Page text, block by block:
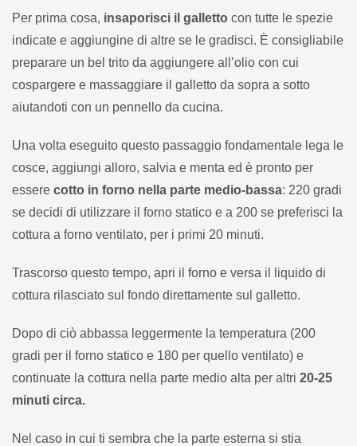
Per prima cosa, insaporisci il galletto con tutte le spezie
indicate e aggiungine di altre se le gradisci. È consigliabile
preparare un bel trito da aggiungere all’olio con cui
cospargere e massaggiare il galletto da sopra a sotto
aiutandoti con un pennello da cucina.
Una volta eseguito questo passaggio fondamentale lega le
cosce, aggiungi alloro, salvia e menta ed è pronto per
essere cotto in forno nella parte medio-bassa: 220 gradi
se decidi di utilizzare il forno statico e a 200 se preferisci la
cottura a forno ventilato, per i primi 20 minuti.
Trascorso questo tempo, apri il forno e versa il liquido di
cottura rilasciato sul fondo direttamente sul galletto.
Dopo di ciò abbassa leggermente la temperatura (200
gradi per il forno statico e 180 per quello ventilato) e
continuate la cottura nella parte medio alta per altri 20-25
minuti circa.
Nel caso in cui ti sembra che la parte esterna si stia